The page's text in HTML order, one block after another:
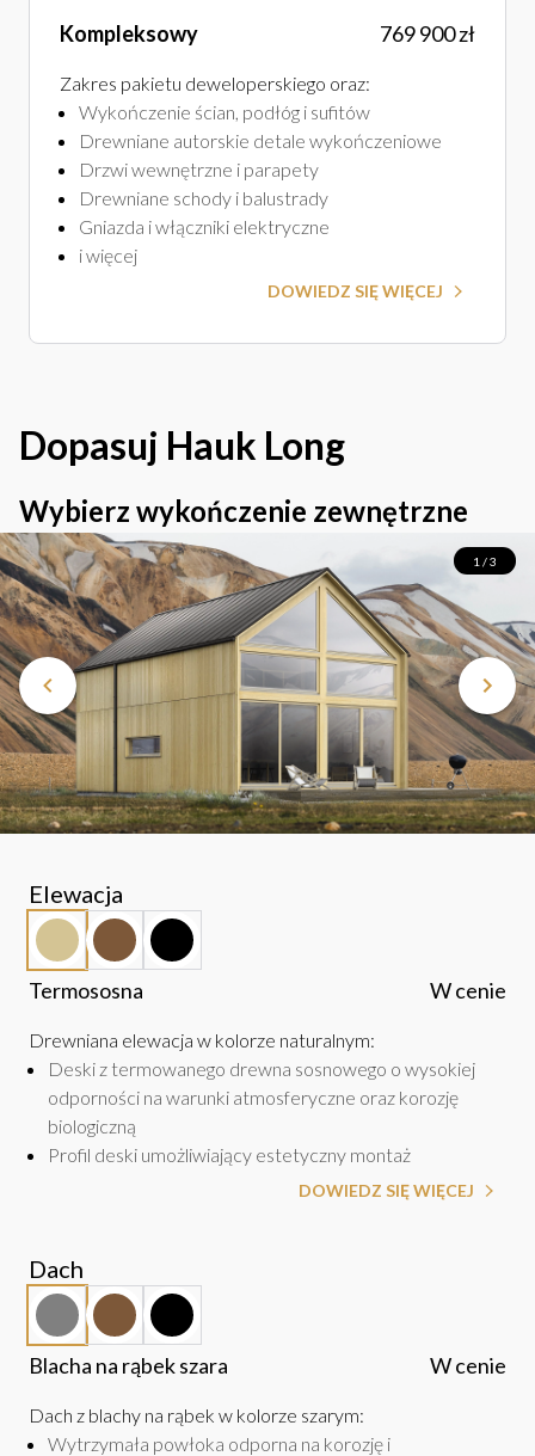
Kompleksowy 769 900 zł
Zakres pakietu deweloperskiego oraz:
Wykończenie ścian, podłóg i sufitów
Drewniane autorskie detale wykończeniowe
Drzwi wewnętrzne i parapety
Drewniane schody i balustrady
Gniazda i włączniki elektryczne
i więcej
DOWIEDZ SIĘ WIĘCEJ
Dopasuj Hauk Long
Wybierz wykończenie zewnętrzne
1 / 3
Elewacja
Termososna W cenie
Drewniana elewacja w kolorze naturalnym:
Deski z termowanego drewna sosnowego o wysokiej
odporności na warunki atmosferyczne oraz korozję
biologiczną
Profil deski umożliwiający estetyczny montaż
DOWIEDZ SIĘ WIĘCEJ
Dach
Blacha na rąbek szara W cenie
Dach z blachy na rąbek w kolorze szarym:
Wytrzymała powłoka odporna na korozję i